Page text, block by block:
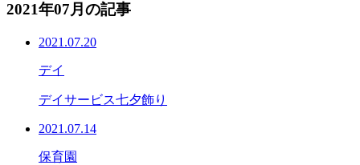
2021年07月の記事
2021.07.20
デイ
デイサービス七夕飾り
2021.07.14
保育園